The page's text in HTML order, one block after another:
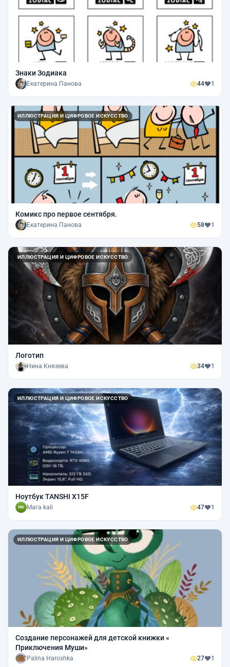
Знаки Зодиака
Екатерина Панова 44 1
ИЛЛЮСТРАЦИЯ И ЦИФРОВОЕ ИСКУССТВО
Комикс про первое сентября.
Екатерина Панова 58 1
ИЛЛЮСТРАЦИЯ И ЦИФРОВОЕ ИСКУССТВО
Логотип
Нина Князева 34 1
ИЛЛЮСТРАЦИЯ И ЦИФРОВОЕ ИСКУССТВО
Ноутбук TANSHI X15F
Мага kall 47 1
ИЛЛЮСТРАЦИЯ И ЦИФРОВОЕ ИСКУССТВО
Создание персонажей для детской книжки «
Приключения Муши»
Palina Haroshka 27 1